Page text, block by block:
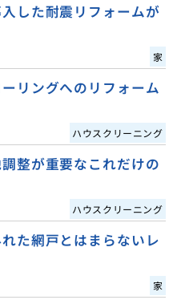
した耐震リフォームが
家
リングへのリフォーム
ハウスクリーニング
整が重要なこれだけの
ハウスクリーニング
た網戸とはまらないレ
家